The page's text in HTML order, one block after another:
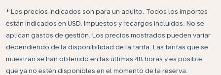
* Los precios indicados son para un adulto. Todos los importes
están indicados en USD. Impuestos y recargos incluidos. No se
aplican gastos de gestión. Los precios mostrados pueden variar
dependiendo de la disponibilidad de la tarifa. Las tarifas que se
muestran se han obtenido en las últimas 48 horas y es posible
que ya no estén disponibles en el momento de la reserva.